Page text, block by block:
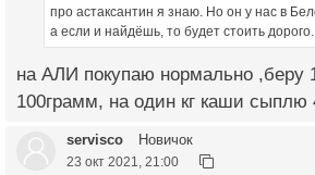
про астаксантин я знаю. Но он у нас в
а если и найдёшь, то будет стоить дорого.
на АЛИ покупаю нормально ,беру
100грамм, на один кг каши сыплю
servisco Новичок
23 окт 2021, 21:00